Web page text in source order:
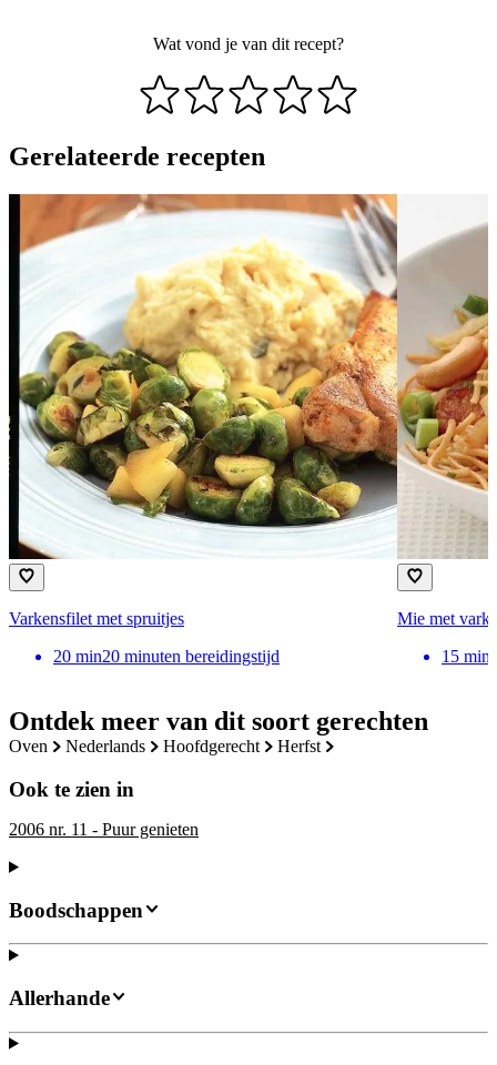
Ontdek meer van dit soort gerechten
oven nederlands hoofdgerecht herfst
Ook te zien in
2006 nr. 11 - Puur genieten
Wat vond je van dit recept?
Gerelateerde recepten
Varkensfilet met spruitjes
20 min20 minuten bereidingstijd
Mie met
15 min
Boodschappen
Allerhande